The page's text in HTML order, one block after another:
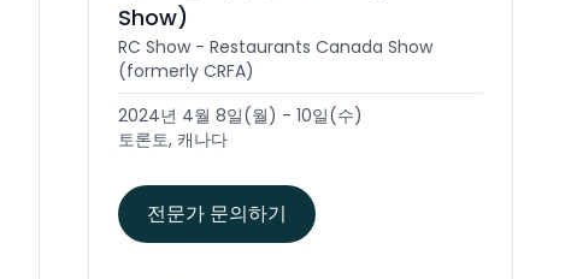
Show)
RC Show - Restaurants Canada Show
(formerly CRFA)
2024년 4월 8일(월) - 10일(수)
토론토, 캐나다
전문가 문의하기